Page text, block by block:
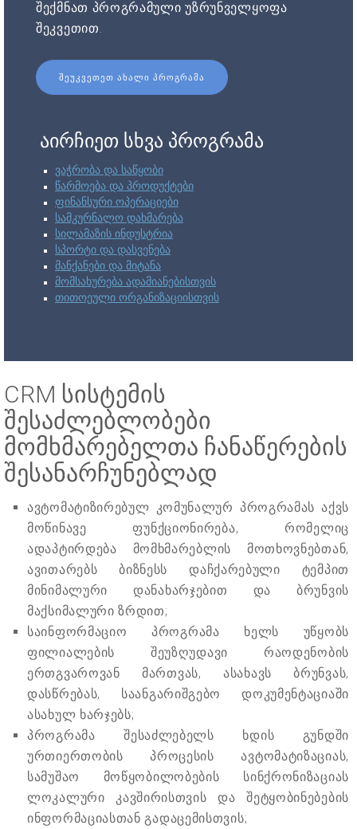
შექმნათ პროგრამული უზრუნველყოფა
შეკვეთით.
ᲨᲔᲣᲙᲕᲔᲗᲔᲗ ᲐᲮᲐᲚᲘ ᲞᲠᲝᲒᲠᲐᲛᲐ
აირჩიეთ სხვა პროგრამა
ვაჭრობა და საწყობი
წარმოება და პროდუქტები
ფინანსური ოპერაციები
სამკურნალო დახმარება
სილამაზის ინდუსტრია
სპორტი და დასვენება
მანქანები და მიტანა
მომსახურება ადამიანებისთვის
თითოეული ორგანიზაციისთვის
CRM სისტემის
შესაძლებლობები
მომხმარებელთა ჩანაწერების
შესანარჩუნებლად
ავტომატიზირებულ კომუნალურ პროგრამას აქვს
მოწინავე ფუნქციონირება, რომელიც
ადაპტირდება მომხმარებლის მოთხოვნებთან,
ავითარებს ბიზნესს დაჩქარებული ტემპით
მინიმალური დანახარჯებით და ბრუნვის
მაქსიმალური ზრდით;
საინფორმაციო პროგრამა ხელს უწყობს
ფილიალების შეუზღუდავი რაოდენობის
ერთგვაროვან მართვას, ასახავს ბრუნვას,
დასწრებას, საანგარიშგებო დოკუმენტაციაში
ასახულ ხარჯებს;
პროგრამა შესაძლებელს ხდის გუნდში
ურთიერთობის პროცესის ავტომატიზაციას,
სამუშაო მოწყობილობების სინქრონიზაციას
ლოკალური კავშირისთვის და შეტყობინებების
ინფორმაციასთან გადაცემისთვის;